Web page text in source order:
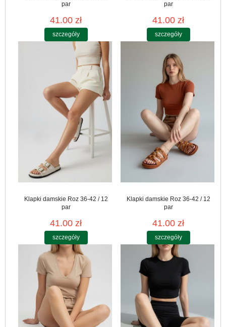
par
41.00 zł
szczegóły
par
41.00 zł
szczegóły
Klapki damskie Roz 36-42 / 12
par
41.00 zł
szczegóły
Klapki damskie Roz 36-42 / 12
par
41.00 zł
szczegóły